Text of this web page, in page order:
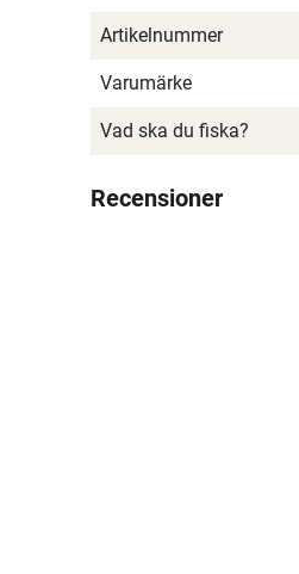
Artikelnummer
Varumärke
Vad ska du fiska?
Recensioner